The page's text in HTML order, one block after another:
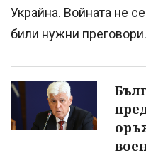
Украйна. Войната не
били нужни преговори.